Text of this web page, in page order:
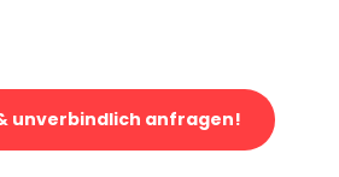
unverbindlich anfragen!